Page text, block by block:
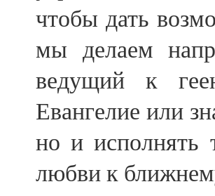
чтобы дать
мы делаем
ведущий к
Евангелие или
но и исполнять
любви к